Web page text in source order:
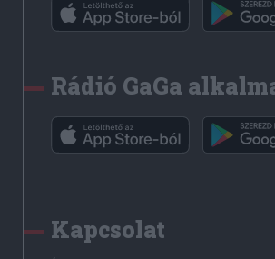
Rádió GaGa
Kapcsolat